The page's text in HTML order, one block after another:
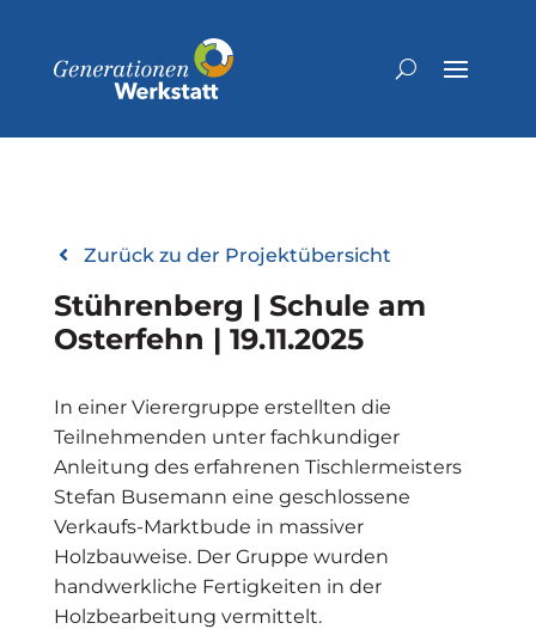
Zurück zu der Projektübersicht
Stührenberg | Schule am
Osterfehn | 19.11.2025
In einer Vierergruppe erstellten die
Teilnehmenden unter fachkundiger
Anleitung des erfahrenen Tischlermeisters
Stefan Busemann eine geschlossene
Verkaufs-Marktbude in massiver
Holzbauweise. Der Gruppe wurden
handwerkliche Fertigkeiten in der
Holzbearbeitung vermittelt.